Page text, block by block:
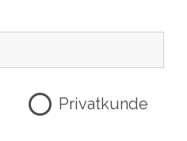
Privatkunde